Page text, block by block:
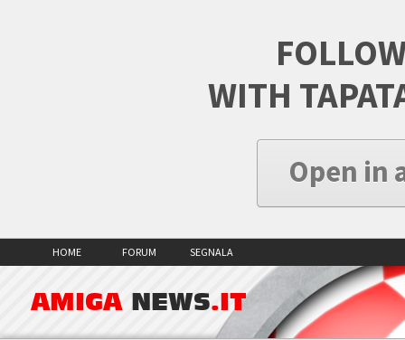
WITH
Open in
HOME FORUM SEGNALA
AMIGA NEWS.IT